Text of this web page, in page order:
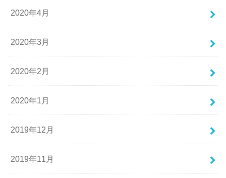
2020年4月
2020年3月
2020年2月
2020年1月
2019年12月
2019年11月